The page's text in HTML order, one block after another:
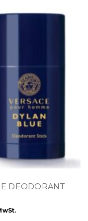
DEODORANT